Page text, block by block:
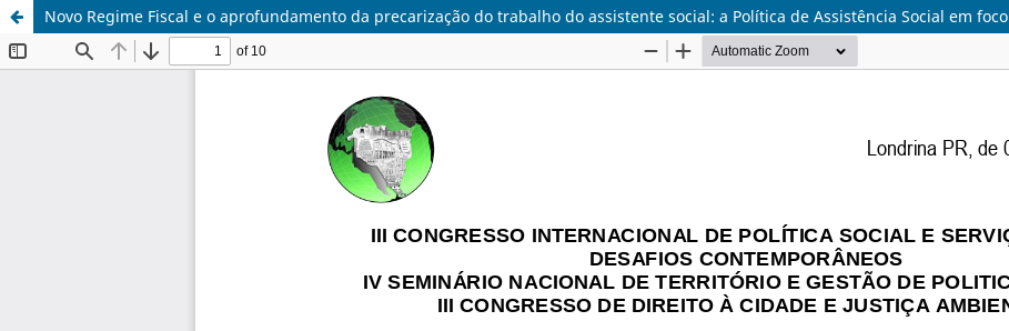
Novo Regime Fiscal e o aprofundamento da precarização do trabalho do assistente social: a Política de Assistência Social em foco